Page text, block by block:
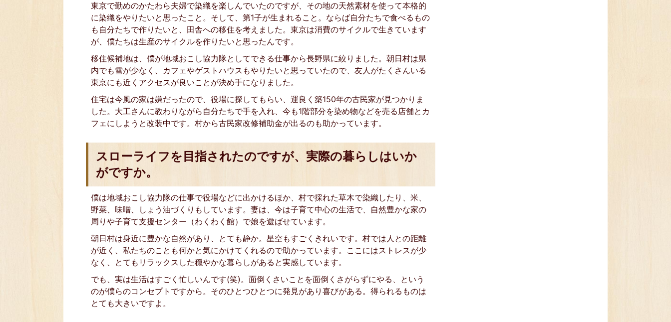
東京で勤めのかたわら夫婦で染織を楽しんでいたのですが、その地の天然素材を使って本格的
に染織をやりたいと思ったこと。そして、第1子が生まれること。ならば自分たちで食べるもの
も自分たちで作りたいと、田舎への移住を考えました。東京は消費のサイクルで生きています
が、僕たちは生産のサイクルを作りたいと思ったんです。
移住候補地は、僕が地域おこし協力隊としてできる仕事から長野県に絞りました。朝日村は県
内でも雪が少なく、カフェやゲストハウスもやりたいと思っていたので、友人がたくさんいる
東京にも近くアクセスが良いことが決め手になりました。
住宅は今風の家は嫌だったので、役場に探してもらい、運良く築150年の古民家が見つかりま
した。大工さんに教わりながら自分たちで手を入れ、今も1階部分を染め物などを売る店舗とカ
フェにしようと改装中です。村から古民家改修補助金が出るのも助かっています。
スローライフを目指されたのですが、実際の暮らしはいか
がですか。
僕は地域おこし協力隊の仕事で役場などに出かけるほか、村で採れた草木で染織したり、米、
野菜、味噌、しょう油づくりもしています。妻は、今は子育て中心の生活で、自然豊かな家の
周りや子育て支援センター（わくわく館）で娘を遊ばせています。
朝日村は身近に豊かな自然があり、とても静か。星空もすごくきれいです。村では人との距離
が近く、私たちのことも何かと気にかけてくれるので助かっています。ここにはストレスが少
なく、とてもリラックスした穏やかな暮らしがあると実感しています。
でも、実は生活はすごく忙しいんです(笑)。面倒くさいことを面倒くさがらずにやる、という
のが僕らのコンセプトですから。そのひとつひとつに発見があり喜びがある。得られるものは
とても大きいですよ。